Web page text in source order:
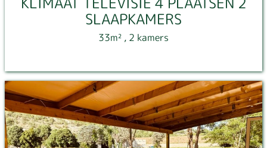
SLAAPKAMERS
33m² , 2 kamers